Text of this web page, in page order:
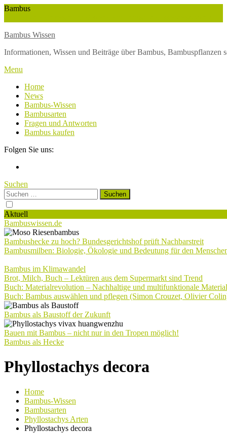
Skip
Bambus
Bambus Wissen
Informationen, Wissen und Beiträge über Bambus,
Menu
Home
News
Bambus-Wissen
Bambusarten
Fragen und Antworten
Bambus kaufen
Folgen Sie uns:
Suchen
Suchen
nach:
Aktuell
Bambuswissen.de
Bambushecke zu hoch? Bundesgerichtshof prüft Nachbarstreit
Bambusmilben: Biologie, Ökologie und Bedeutung für den
Bambus im Klimawandel
Brot, Milch, Buch – Lektüren aus dem Supermarkt sind Trend
Buch: Materialrevolution – Nachhaltige und multifunktionale
Buch: Bambus auswählen und pflegen (Simon Crouzet, Olivier
Bambus als Baustoff der Zukunft
Bauen mit Bambus – nicht nur in den Tropen möglich!
Bambus als Hecke
Phyllostachys decora
Home
Bambus-Wissen
Bambusarten
Phyllostachys Arten
Phyllostachys decora